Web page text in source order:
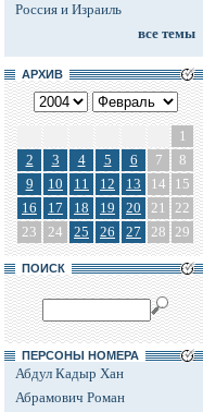
Россия и Израиль
все темы
АРХИВ
1
2
3 4 5 6 7
8
9
10 11 12 13 14
15
16
17 18 19 20 21
22
23
24 25 26 27 28 29
ПОИСК
ПЕРСОНЫ НОМЕРА
Абдул Кадыр Хан
Абрамович Роман